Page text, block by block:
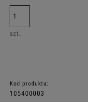
szt.
Kod produktu:
105400003